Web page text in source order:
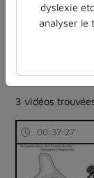
Filtres actifs
robotique-
ia-
entendu-des-
3 vidéos
00:37:27
dyslexie
analyser le